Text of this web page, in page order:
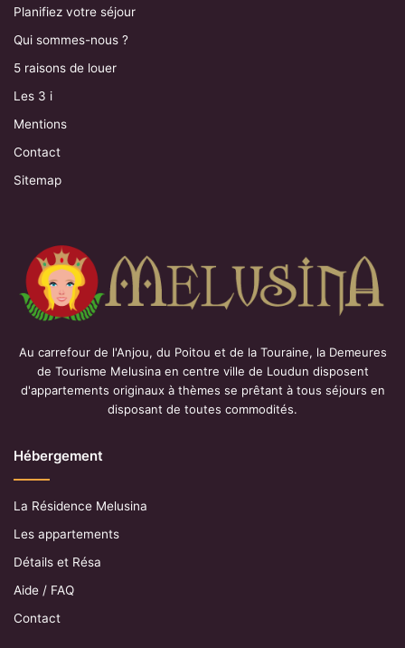
Planifiez votre séjour
Qui sommes-nous ?
5 raisons de louer
Les 3 i
Mentions
Contact
Sitemap
Au carrefour de l'Anjou, du Poitou et de la Touraine, la Demeures
de Tourisme Melusina en centre ville de Loudun disposent
d'appartements originaux à thèmes se prêtant à tous séjours en
disposant de toutes commodités.
Hébergement
La Résidence Melusina
Les appartements
Détails et Résa
Aide / FAQ
Contact